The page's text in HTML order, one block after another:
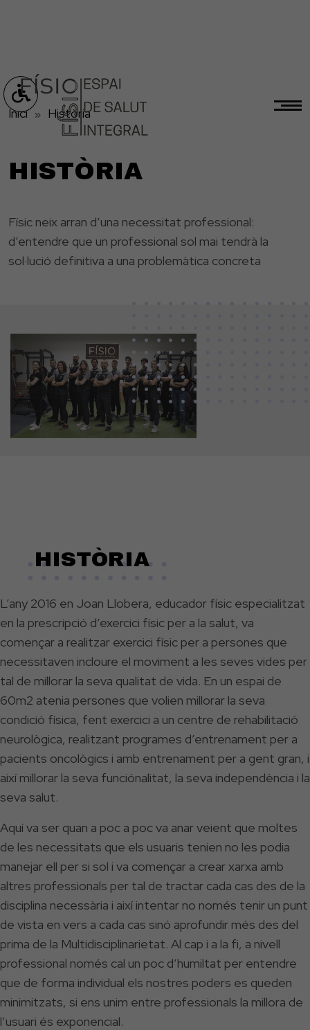
Inici Història
HISTÒRIA
Físic neix arran d’una necessitat professional:
d’entendre que un professional sol mai tendrà la
sol·lució definitiva a una problemàtica concreta
HISTÒRIA
L’any 2016 en Joan Llobera, educador físic especialitzat
en la prescripció d’exercici físic per a la salut, va
començar a realitzar exercici físic per a persones que
necessitaven incloure el moviment a les seves vides per
tal de millorar la seva qualitat de vida. En un espai de
60m2 atenia persones que volien millorar la seva
condició física, fent exercici a un centre de rehabilitació
neurològica, realitzant programes d’entrenament per a
pacients oncològics i amb entrenament per a gent gran, i
així millorar la seva funciónalitat, la seva independència i la
seva salut.
Aquí va ser quan a poc a poc va anar veient que moltes
de les necessitats que els usuaris tenien no les podia
manejar ell per si sol i va començar a crear xarxa amb
altres professionals per tal de tractar cada cas des de la
disciplina necessària i així intentar no només tenir un punt
de vista en vers a cada cas sinó aprofundir més des del
prima de la Multidisciplinarietat. Al cap i a la fi, a nivell
professional només cal un poc d’humiltat per entendre
que de forma individual els nostres poders es queden
minimitzats, si ens unim entre professionals la millora de
l’usuari és exponencial.